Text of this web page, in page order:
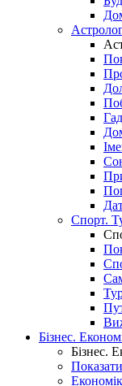
Спорт.
Бізнес.
Бізнес.
Показати